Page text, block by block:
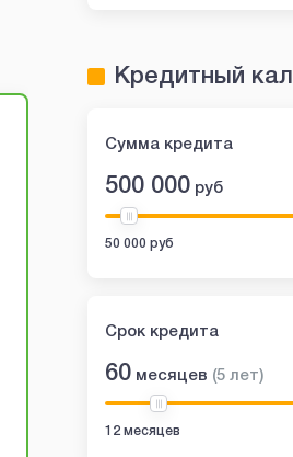
Кредитный
Сумма кредита
500 000 руб
50 000 руб
Срок кредита
60 месяцев (5 лет)
12 месяцев